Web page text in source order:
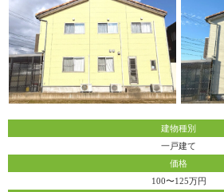
建物種別
一戸建て
価格
100〜125万円